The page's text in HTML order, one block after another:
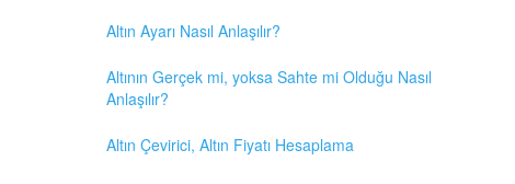
Altın Ayarı Nasıl Anlaşılır?
Altının Gerçek mi, yoksa Sahte mi Olduğu Nasıl
Anlaşılır?
Altın Çevirici, Altın Fiyatı Hesaplama